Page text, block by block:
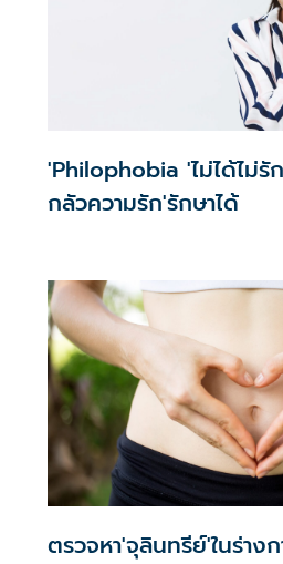
'Philophobia 'ไม่ได้ไม่รั
กลัวความรัก'รักษาได้
ตรวจหา'จุลินทรีย์'ในร่าง